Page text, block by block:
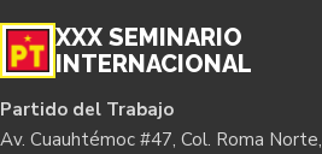
XXX SEMINARIO
INTERNACIONAL
Partido del Trabajo
Av. Cuauhtémoc #47, Col. Roma Norte,